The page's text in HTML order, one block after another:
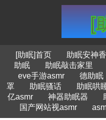
[助眠]首页 助眠安神
助眠
助眠敲击家里
eve手游asmr
德助眠
罩
助眠骚话 助眠哄
亿asmr
神器助眠器
国产网站视asmr